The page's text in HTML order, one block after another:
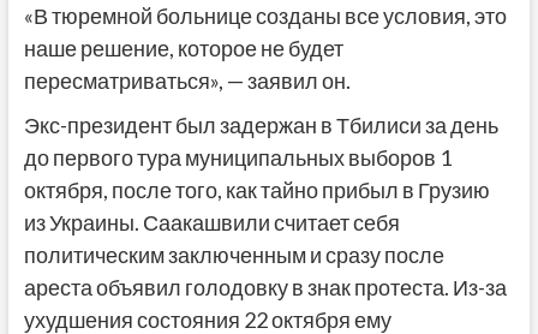
«В тюремной больнице созданы все условия, это
наше решение, которое не будет
пересматриваться», — заявил он.
Экс-президент был задержан в Тбилиси за день
до первого тура муниципальных выборов 1
октября, после того, как тайно прибыл в Грузию
из Украины. Саакашвили считает себя
политическим заключенным и сразу после
ареста объявил голодовку в знак протеста. Из-за
ухудшения состояния 22 октября ему